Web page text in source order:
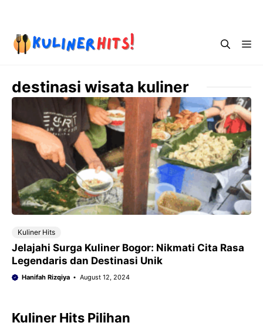
content
destinasi wisata kuliner
Kuliner Hits
Jelajahi Surga Kuliner Bogor: Nikmati Cita Rasa
Legendaris dan Destinasi Unik
Hanifah Rizqiya August 12, 2024
Kuliner Hits Pilihan